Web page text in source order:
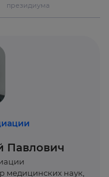
президиума
Павлович
медицинских наук,